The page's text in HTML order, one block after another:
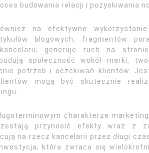
budowania relacji i pozyskiwania
na efektywne wykorzystanie
blogowych, fragmentów
generuje ruch na
społeczność wokół marki,
potrzeb i oczekiwań klientów.
mogą być skutecznie
charakterze
przynosić efekty wraz z
na rzecz kancelarii przez długi
która zwraca się